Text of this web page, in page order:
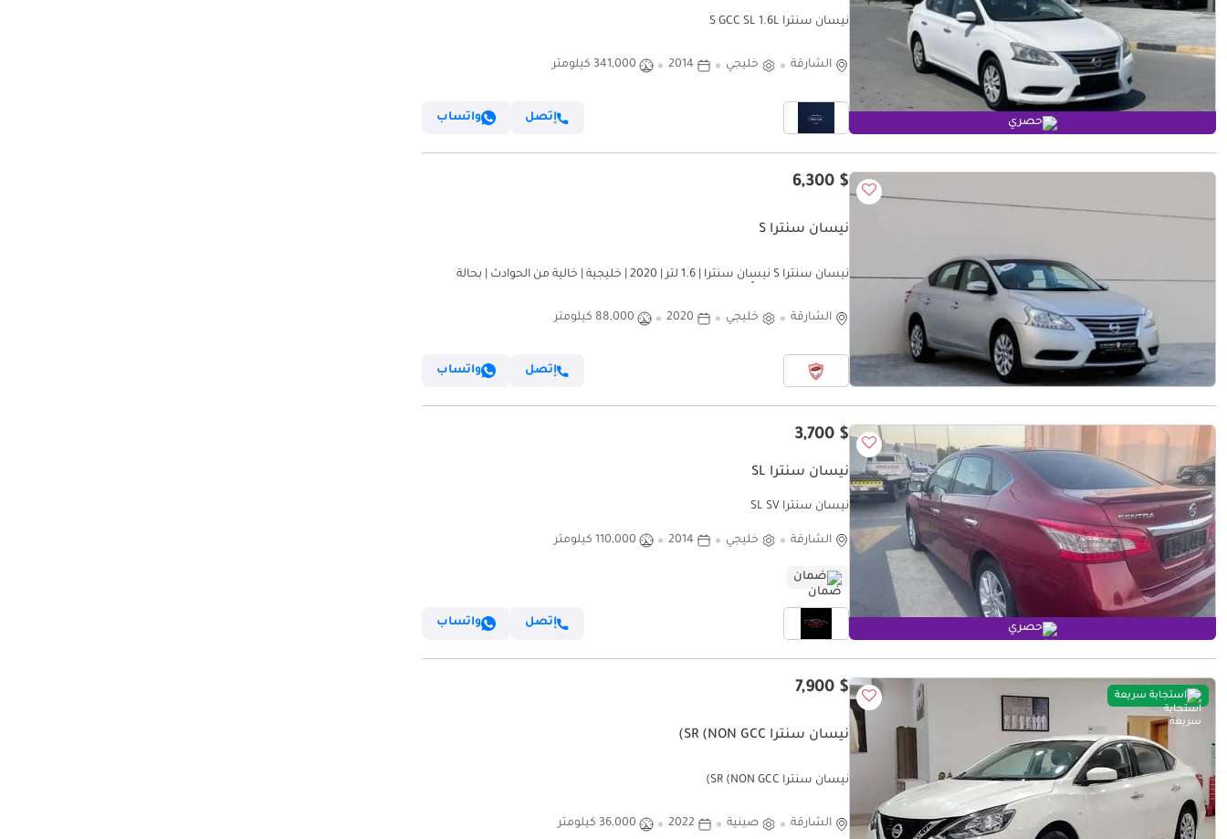
حصري
نيسان سنترا S GCC SL 1.6L
الشارقة خليجي 2014 341,000 كيلومتر
إتصل واتساب
$ 6,300
نيسان سنترا S
نيسان سنترا S نيسان سنترا | 1.6 لتر | 2020 | خليجية | خالية من الحوادث | بحالة
الشارقة خليجي 2020 88,000 كيلومتر
إتصل واتساب
حصري
$ 3,700
نيسان سنترا SL
نيسان سنترا SL SV
الشارقة خليجي 2014 110,000 كيلومتر
ضمان
إتصل واتساب
استجابة سريعة $ 7,900
نيسان سنترا SR (NON GCC)
نيسان سنترا SR (NON GCC)
الشارقة صينية 2022 36,000 كيلومتر